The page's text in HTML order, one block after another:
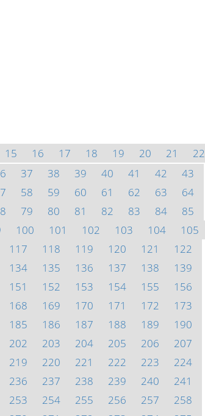
15 16 17 18 19 20 21
22
37 38 39 40 41 42
43
58 59 60 61 62 63
64
79 80 81 82 83 84
85
100 101 102 103 104
105
117 118 119 120 121
122
134 135 136 137 138
139
151 152 153 154 155
156
168 169 170 171 172
173
185 186 187 188 189
190
202 203 204 205 206
207
219 220 221 222 223
224
236 237 238 239 240
241
253 254 255 256 257
258